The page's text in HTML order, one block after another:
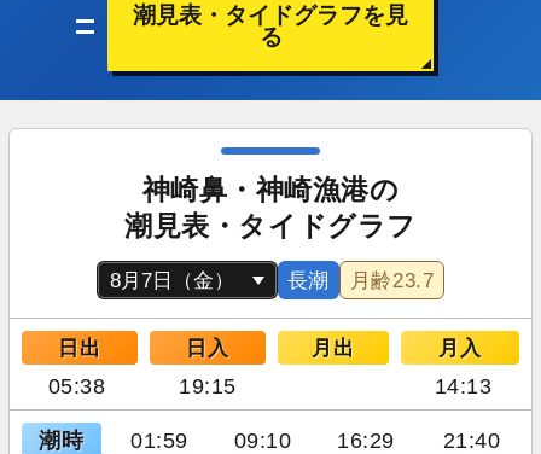
潮見表・タイドグラフを見
る
神崎鼻・神崎漁港の
潮見表・タイドグラフ
長潮 月齢23.7
日出 日入 月出 月入
05:38 19:15 14:13
潮時 01:59 09:10 16:29 21:40